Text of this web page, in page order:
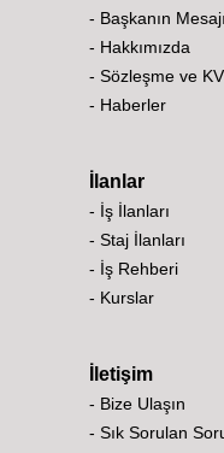
- Başkanın Mesajı
- Hakkımızda
- Sözleşme ve
- Haberler
İlanlar
- İş İlanları
- Staj İlanları
- İş Rehberi
- Kurslar
İletişim
- Bize Ulaşın
- Sık Sorulan